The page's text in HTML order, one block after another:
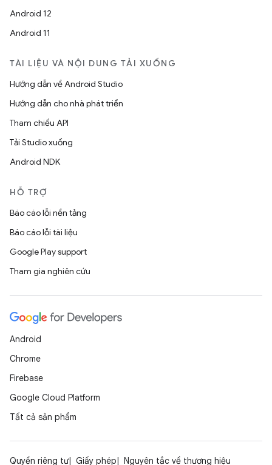
Android 12
Android 11
TÀI LIỆU VÀ NỘI DUNG TẢI XUỐNG
Hướng dẫn về Android Studio
Hướng dẫn cho nhà phát triển
Tham chiếu API
Tải Studio xuống
Android NDK
HỖ TRỢ
Báo cáo lỗi nền tảng
Báo cáo lỗi tài liệu
Google Play support
Tham gia nghiên cứu
Android
Chrome
Firebase
Google Cloud Platform
Tất cả sản phẩm
Quyền riêng tư Giấy phép Nguyên tắc về thương hiệu